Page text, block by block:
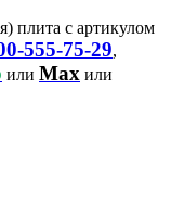
плита с артикулом
555-75-29,
или Max или